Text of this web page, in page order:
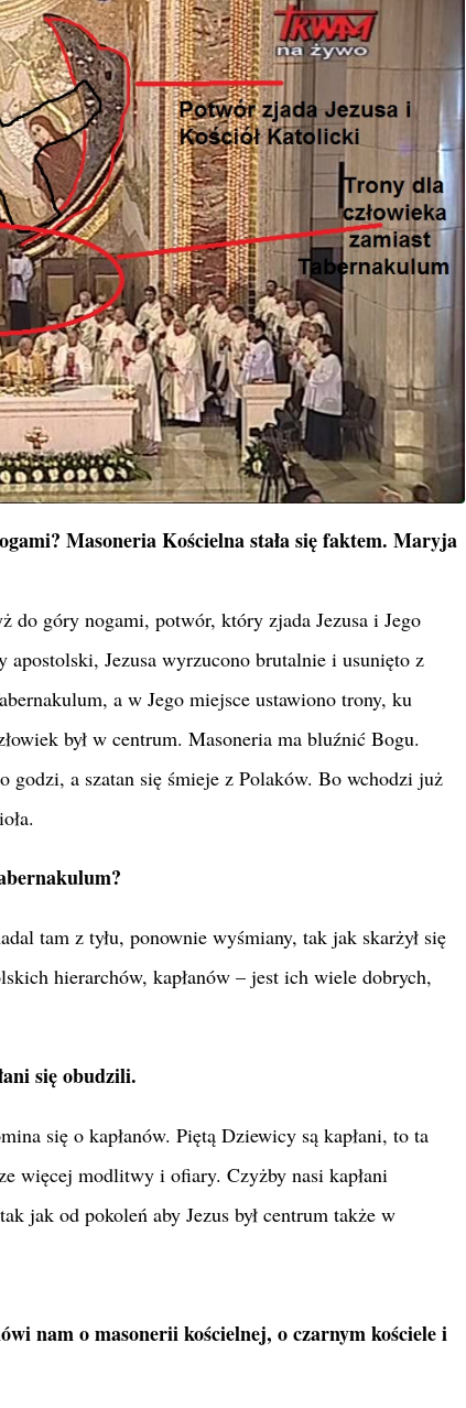
Masoneria Kościelna stała się faktem. Maryja
do góry nogami, potwór, który zjada Jezusa i Jego
apostolski, Jezusa wyrzucono brutalnie i usunięto z
a w Jego miejsce ustawiono trony, ku
był w centrum. Masoneria ma bluźnić Bogu.
godzi, a szatan się śmieje z Polaków. Bo wchodzi już
tam z tyłu, ponownie wyśmiany, tak jak skarżył się
hierarchów, kapłanów – jest ich wiele dobrych,
się obudzili.
się o kapłanów. Piętą Dziewicy są kapłani, to ta
więcej modlitwy i ofiary. Czyżby nasi kapłani
jak od pokoleń aby Jezus był centrum także w
nam o masonerii kościelnej, o czarnym kościele i